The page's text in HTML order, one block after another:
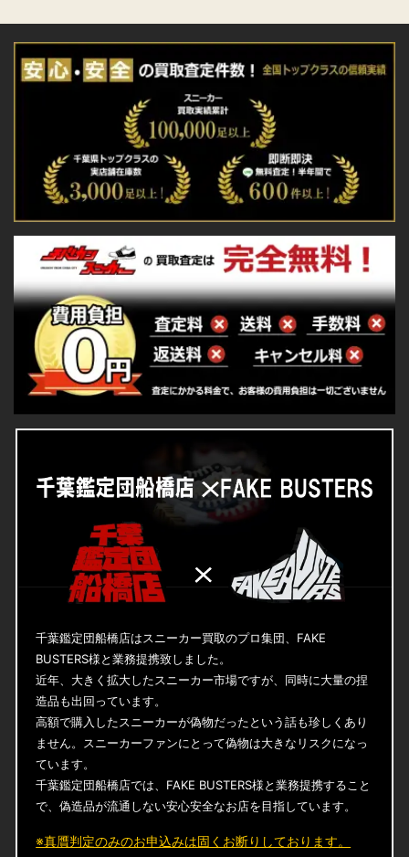
千葉鑑定団船橋店はスニーカー買取のプロ集団、FAKE
BUSTERS様と業務提携致しました。
近年、大きく拡大したスニーカー市場ですが、同時に大量の捏
造品も出回っています。
高額で購入したスニーカーが偽物だったという話も珍しくあり
ません。スニーカーファンにとって偽物は大きなリスクになっ
ています。
千葉鑑定団船橋店では、FAKE BUSTERS様と業務提携すること
で、偽造品が流通しない安心安全なお店を目指しています。
※真贋判定のみのお申込みは固くお断りしております。